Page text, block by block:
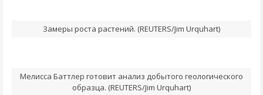
Замеры роста растений. (REUTERS/Jim Urquhart)
Мелисса Баттлер готовит анализ добытого геологического
образца. (REUTERS/Jim Urquhart)